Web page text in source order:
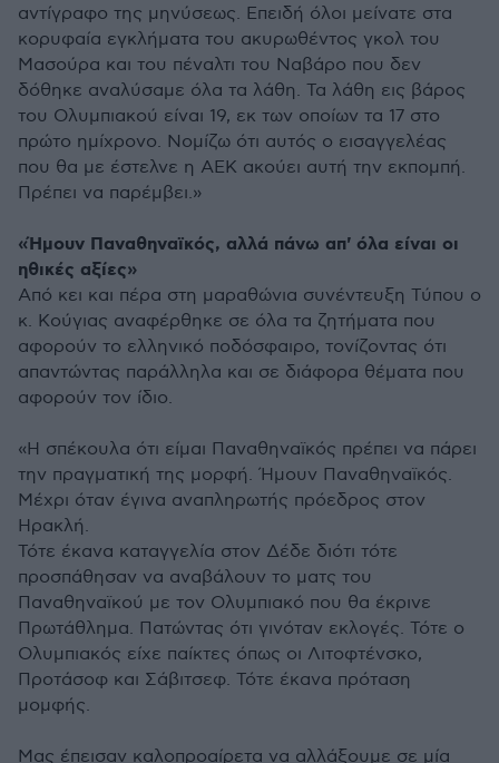
αντίγραφο της μηνύσεως. Επειδή όλοι μείνατε στα
κορυφαία εγκλήματα του ακυρωθέντος γκολ του
Μασούρα και του πέναλτι του Ναβάρο που δεν
δόθηκε αναλύσαμε όλα τα λάθη. Τα λάθη εις βάρος
του Ολυμπιακού είναι 19, εκ των οποίων τα 17 στο
πρώτο ημίχρονο. Νομίζω ότι αυτός ο εισαγγελέας
που θα με έστελνε η ΑΕΚ ακούει αυτή την εκπομπή.
Πρέπει να παρέμβει.»
«Ήμουν Παναθηναϊκός, αλλά πάνω απ' όλα είναι οι
ηθικές αξίες»
Από κει και πέρα στη μαραθώνια συνέντευξη Τύπου ο
κ. Κούγιας αναφέρθηκε σε όλα τα ζητήματα που
αφορούν το ελληνικό ποδόσφαιρο, τονίζοντας ότι
απαντώντας παράλληλα και σε διάφορα θέματα που
αφορούν τον ίδιο.
«Η σπέκουλα ότι είμαι Παναθηναϊκός πρέπει να πάρει
την πραγματική της μορφή. Ήμουν Παναθηναϊκός.
Μέχρι όταν έγινα αναπληρωτής πρόεδρος στον
Ηρακλή.
Τότε έκανα καταγγελία στον Δέδε διότι τότε
προσπάθησαν να αναβάλουν το ματς του
Παναθηναϊκού με τον Ολυμπιακό που θα έκρινε
Πρωτάθλημα. Πατώντας ότι γινόταν εκλογές. Τότε ο
Ολυμπιακός είχε παίκτες όπως οι Λιτοφτένσκο,
Προτάσοφ και Σάβιτσεφ. Τότε έκανα πρόταση
μομφής.
Μας έπεισαν καλοπροαίρετα να αλλάξουμε σε μία